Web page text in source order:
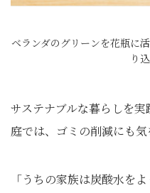
ベランダのグリーンを花瓶に
り
サステナブルな暮らしを
庭では、ゴミの削減にも
「うちの家族は炭酸水を